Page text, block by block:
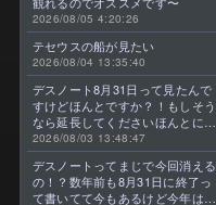
2026/08/05 4:20:26
テセウスの船が見たい
2026/08/04 13:35:40
デスノート8月31日って見たんで
すけどほんとですか？！もしそう
なら延長してくださいほんとに大
好きなんです😭
2026/08/03 13:48:47
デスノートってまじで今回消える
の！？数年前も8月31日に終了っ
て書いてて今もあるけど今年はま